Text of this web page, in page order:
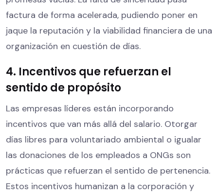
factura de forma acelerada, pudiendo poner en
jaque la reputación y la viabilidad financiera de una
organización en cuestión de días.
4. Incentivos que refuerzan el
sentido de propósito
Las empresas líderes están incorporando
incentivos que van más allá del salario. Otorgar
días libres para voluntariado ambiental o igualar
las donaciones de los empleados a ONGs son
prácticas que refuerzan el sentido de pertenencia.
Estos incentivos humanizan a la corporación y